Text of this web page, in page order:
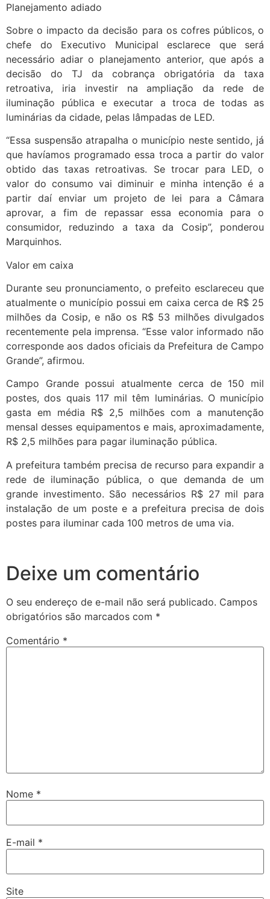
Planejamento adiado
Sobre o impacto da decisão para os cofres públicos, o
chefe do Executivo Municipal esclarece que será
necessário adiar o planejamento anterior, que após a
decisão do TJ da cobrança obrigatória da taxa
retroativa, iria investir na ampliação da rede de
iluminação pública e executar a troca de todas as
luminárias da cidade, pelas lâmpadas de LED.
“Essa suspensão atrapalha o município neste sentido, já
que havíamos programado essa troca a partir do valor
obtido das taxas retroativas. Se trocar para LED, o
valor do consumo vai diminuir e minha intenção é a
partir daí enviar um projeto de lei para a Câmara
aprovar, a fim de repassar essa economia para o
consumidor, reduzindo a taxa da Cosip”, ponderou
Marquinhos.
Valor em caixa
Durante seu pronunciamento, o prefeito esclareceu que
atualmente o município possui em caixa cerca de R$ 25
milhões da Cosip, e não os R$ 53 milhões divulgados
recentemente pela imprensa. “Esse valor informado não
corresponde aos dados oficiais da Prefeitura de Campo
Grande”, afirmou.
Campo Grande possui atualmente cerca de 150 mil
postes, dos quais 117 mil têm luminárias. O município
gasta em média R$ 2,5 milhões com a manutenção
mensal desses equipamentos e mais, aproximadamente,
R$ 2,5 milhões para pagar iluminação pública.
A prefeitura também precisa de recurso para expandir a
rede de iluminação pública, o que demanda de um
grande investimento. São necessários R$ 27 mil para
instalação de um poste e a prefeitura precisa de dois
postes para iluminar cada 100 metros de uma via.
Deixe um comentário
O seu endereço de e-mail não será publicado. Campos
obrigatórios são marcados com *
Comentário *
Nome *
E-mail *
Site